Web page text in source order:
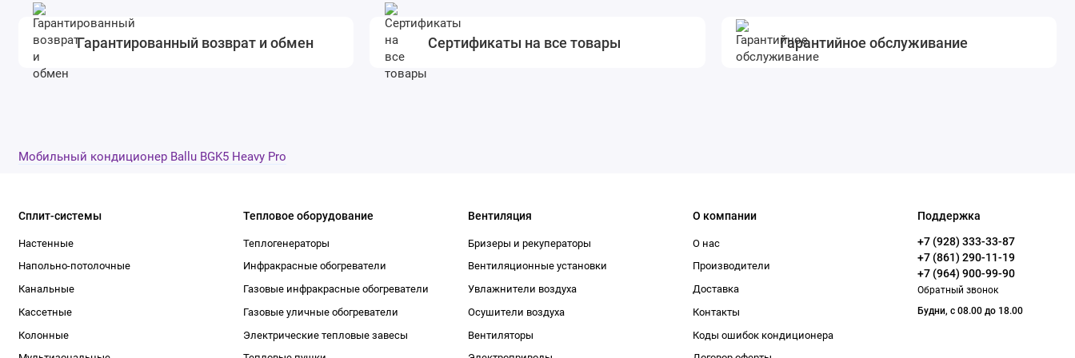
Гарантированный возврат и обмен Сертификаты на все товары Гарантийное обслуживание
Мобильный кондиционер Ballu BGK5 Heavy Pro
Сплит-системы
Настенные
Напольно-потолочные
Канальные
Кассетные
Колонные
Тепловое оборудование
Теплогенераторы
Инфракрасные обогреватели
Газовые инфракрасные обогреватели
Газовые уличные обогреватели
Электрические тепловые завесы
Вентиляция
Бризеры и рекуператоры
Вентиляционные установки
Увлажнители воздуха
Осушители воздуха
Вентиляторы
О компании
О нас
Производители
Доставка
Контакты
Коды ошибок кондиционера
Поддержка
+7 (928) 333-33-87
+7 (861) 290-11-19
+7 (964) 900-99-90
Обратный звонок
Будни, с 08.00 до 18.00